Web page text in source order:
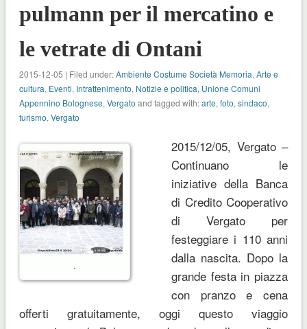
pulmann per il mercatino e
le vetrate di Ontani
2015-12-05 | Filed under:Ambiente Costume Società Memoria, Arte e
cultura, Eventi, Intrattenimento, Notizie e politica, Unione Comuni
Appennino Bolognese, Vergato and tagged with:arte, foto, sindaco,
turismo, Vergato
.
2015/12/05, Vergato –
Continuano le
iniziative della Banca
di Credito Cooperativo
di Vergato per
festeggiare i 110 anni
dalla nascita. Dopo la
grande festa in piazza
con pranzo e cena
offerti gratuitamente, oggi questo viaggio